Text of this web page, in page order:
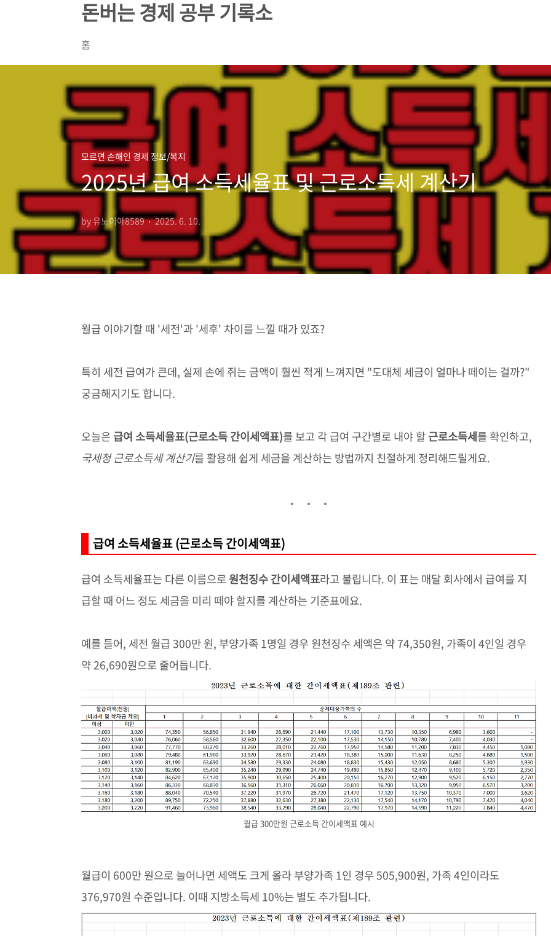
돈버는 경제 공부 기록소
홈
모르면 손해인 경제 정보/복지
2025년 급여 소득세율표 및 근로소득세 계산기
by 유노이아8589 2025. 6. 10.
월급 이야기할 때 '세전'과 '세후' 차이를 느낄 때가 있죠?
특히 세전 급여가 큰데, 실제 손에 쥐는 금액이 훨씬 적게 느껴지면 "도대체 세금이 얼마나 떼이는 걸까?"
궁금해지기도 합니다.
오늘은급여 소득세율표(근로소득 간이세액표)를 보고 각 급여 구간별로 내야 할근로소득세를 확인하고,
국세청 근로소득세 계산기를 활용해 쉽게 세금을 계산하는 방법까지 친절하게 정리해드릴게요.
급여 소득세율표 (근로소득 간이세액표)
급여 소득세율표는 다른 이름으로원천징수 간이세액표라고 불립니다. 이 표는 매달 회사에서 급여를 지
급할 때 어느 정도 세금을 미리 떼야 할지를 계산하는 기준표에요.
예를 들어, 세전 월급 300만 원, 부양가족 1명일 경우 원천징수 세액은 약 74,350원, 가족이 4인일 경우
약 26,690원으로 줄어듭니다.
월급 300만원 근로소득 간이세액표 예시
월급이 600만 원으로 늘어나면 세액도 크게 올라 부양가족 1인 경우 505,900원, 가족 4인이라도
376,970원 수준입니다. 이때 지방소득세 10%는 별도 추가됩니다.